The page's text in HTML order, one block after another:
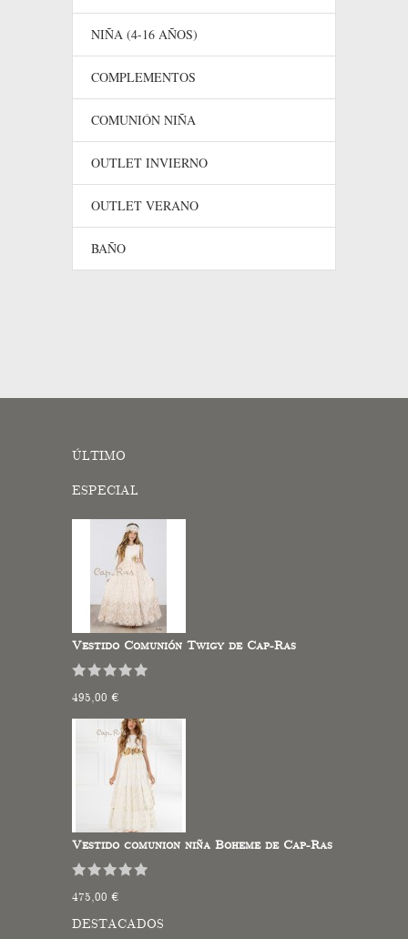
NIÑA (4-16 AÑOS)
COMPLEMENTOS
COMUNIÓN NIÑA
OUTLET INVIERNO
OUTLET VERANO
BAÑO
ÚLTIMO
ESPECIAL
Vestido Comunión Twigy de Cap-Ras
495,00 €
Vestido comunion niña Boheme de Cap-Ras
475,00 €
DESTACADOS